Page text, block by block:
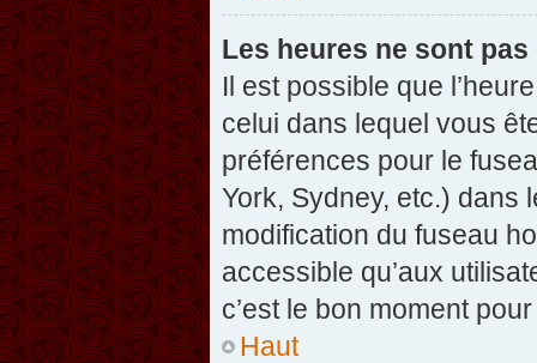
Les heures ne sont
Il est possible que
celui dans lequel vous
préférences pour le
York, Sydney, etc.) dans
modification du fuseau
accessible qu’aux
c’est le bon moment
Haut